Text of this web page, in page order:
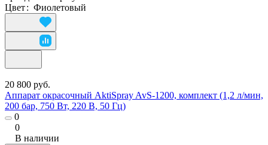
Цвет: Фиолетовый
20 800 руб.
Аппарат окрасочный AktiSpray AvS-1200, комплект (1,2 л/мин,
200 бар, 750 Вт, 220 В, 50 Гц)
0
0
В наличии